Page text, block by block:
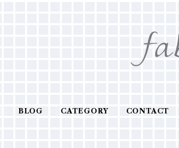
BLOG CATEGORY CONTACT